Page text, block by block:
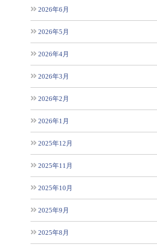
2026年6月
2026年5月
2026年4月
2026年3月
2026年2月
2026年1月
2025年12月
2025年11月
2025年10月
2025年9月
2025年8月